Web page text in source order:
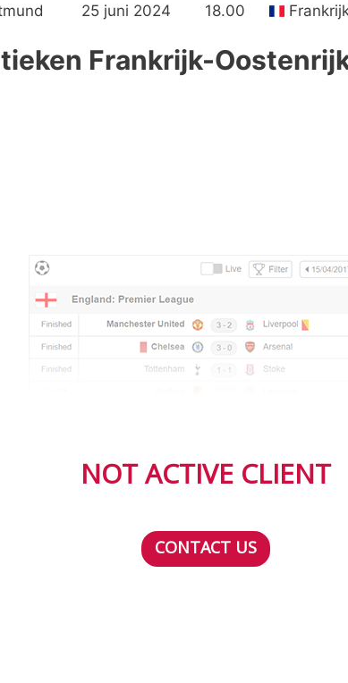
25 juni 2024 18.00
Frankrijk-
NOT ACTIVE CLIENT
CONTACT US